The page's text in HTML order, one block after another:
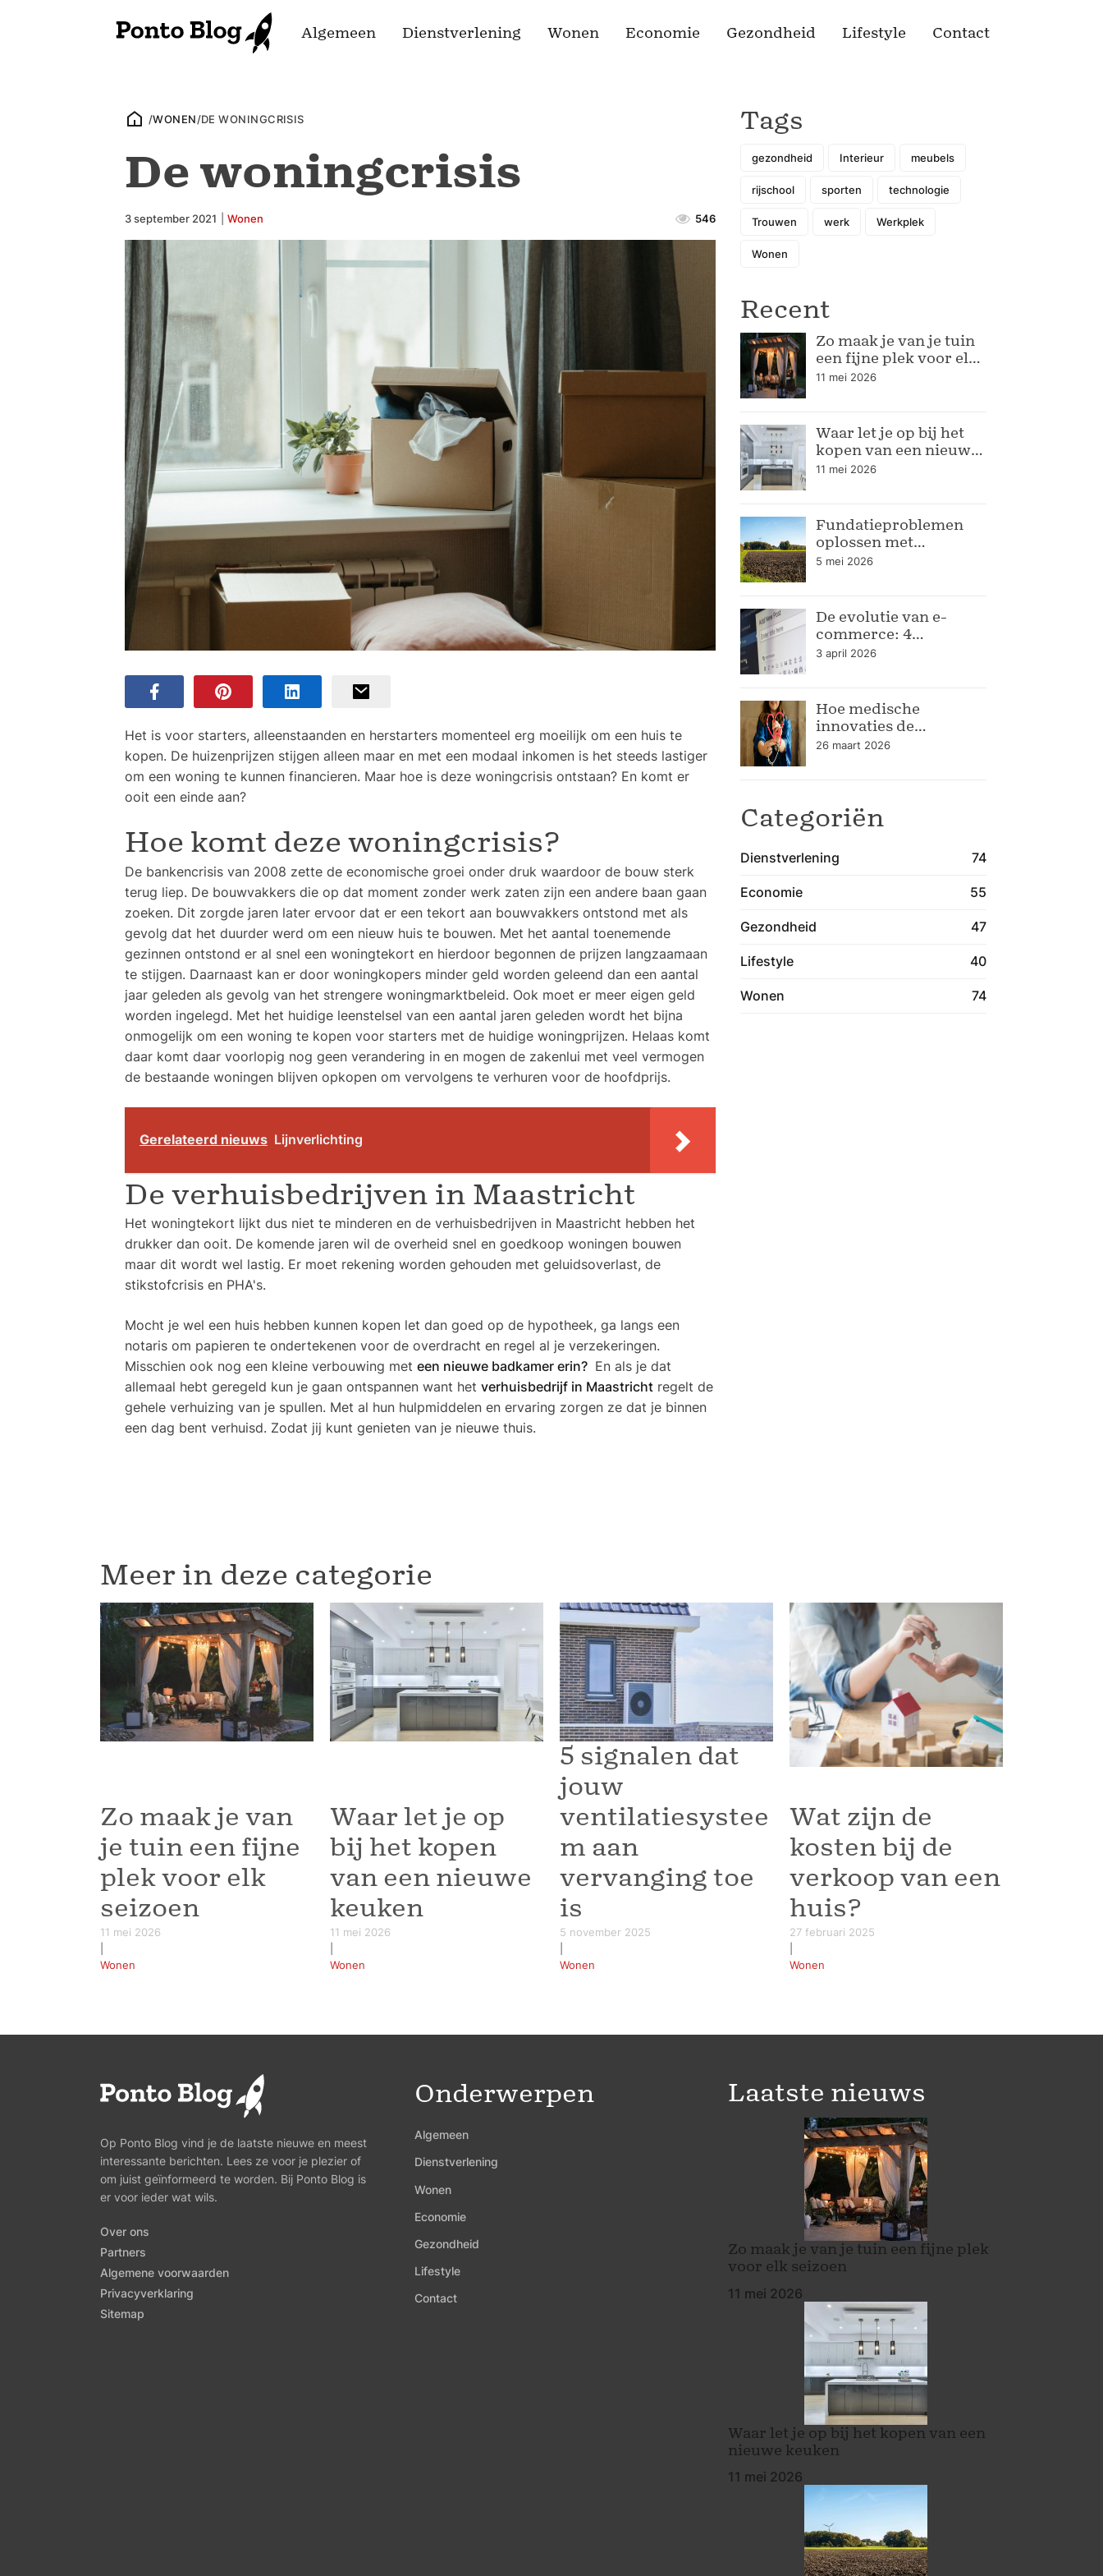
Algemeen Dienstverlening Wonen Economie Gezondheid Lifestyle Contact
/WONEN/DE WONINGCRISIS
De woningcrisis
3 september 2021 Wonen 546
Het is voor starters, alleenstaanden en herstarters momenteel erg moeilijk om een huis te
kopen. De huizenprijzen stijgen alleen maar en met een modaal inkomen is het steeds lastiger
om een woning te kunnen financieren. Maar hoe is deze woningcrisis ontstaan? En komt er
ooit een einde aan?
Hoe komt deze woningcrisis?
De bankencrisis van 2008 zette de economische groei onder druk waardoor de bouw sterk
terug liep. De bouwvakkers die op dat moment zonder werk zaten zijn een andere baan gaan
zoeken. Dit zorgde jaren later ervoor dat er een tekort aan bouwvakkers ontstond met als
gevolg dat het duurder werd om een nieuw huis te bouwen. Met het aantal toenemende
gezinnen ontstond er al snel een woningtekort en hierdoor begonnen de prijzen langzaamaan
te stijgen. Daarnaast kan er door woningkopers minder geld worden geleend dan een aantal
jaar geleden als gevolg van het strengere woningmarktbeleid. Ook moet er meer eigen geld
worden ingelegd. Met het huidige leenstelsel van een aantal jaren geleden wordt het bijna
onmogelijk om een woning te kopen voor starters met de huidige woningprijzen. Helaas komt
daar komt daar voorlopig nog geen verandering in en mogen de zakenlui met veel vermogen
de bestaande woningen blijven opkopen om vervolgens te verhuren voor de hoofdprijs.
Gerelateerd nieuws Lijnverlichting
De verhuisbedrijven in Maastricht
Het woningtekort lijkt dus niet te minderen en de verhuisbedrijven in Maastricht hebben het
drukker dan ooit. De komende jaren wil de overheid snel en goedkoop woningen bouwen
maar dit wordt wel lastig. Er moet rekening worden gehouden met geluidsoverlast, de
stikstofcrisis en PHA's.
Mocht je wel een huis hebben kunnen kopen let dan goed op de hypotheek, ga langs een
notaris om papieren te ondertekenen voor de overdracht en regel al je verzekeringen.
Misschien ook nog een kleine verbouwing met een nieuwe badkamer erin? En als je dat
allemaal hebt geregeld kun je gaan ontspannen want het verhuisbedrijf in Maastricht regelt de
gehele verhuizing van je spullen. Met al hun hulpmiddelen en ervaring zorgen ze dat je binnen
een dag bent verhuisd. Zodat jij kunt genieten van je nieuwe thuis.
Tags
gezondheid Interieur meubels
rijschool sporten technologie
Trouwen werk Werkplek
Wonen
Recent
Zo maak je van je tuin
een fijne plek voor elk
seizoen
11 mei 2026
Waar let je op bij het
kopen van een nieuwe
keuken
11 mei 2026
Fundatieproblemen
oplossen met
bodemrapportage
5 mei 2026
De evolutie van e-
commerce: 4
verpakkingstrends
3 april 2026
Hoe medische
innovaties de
gezondheidszorg
26 maart 2026
Categoriën
Dienstverlening 74
Economie 55
Gezondheid 47
Lifestyle 40
Wonen 74
Meer in deze categorie
Zo maak je van
je tuin een fijne
plek voor elk
seizoen
11 mei 2026
Wonen
Waar let je op
bij het kopen
van een nieuwe
keuken
11 mei 2026
Wonen
5 signalen dat
jouw
ventilatiesystee
m aan
vervanging toe
is
5 november 2025
Wonen
Wat zijn de
kosten bij de
verkoop van een
huis?
27 februari 2025
Wonen
Op Ponto Blog vind je de laatste nieuwe en meest
interessante berichten. Lees ze voor je plezier of
om juist geïnformeerd te worden. Bij Ponto Blog is
er voor ieder wat wils.
Over ons
Partners
Algemene voorwaarden
Privacyverklaring
Sitemap
Onderwerpen
Algemeen
Dienstverlening
Wonen
Economie
Gezondheid
Lifestyle
Contact
Laatste nieuws
Zo maak je van je tuin een fijne plek
voor elk seizoen
11 mei 2026
Waar let je op bij het kopen van een
nieuwe keuken
11 mei 2026